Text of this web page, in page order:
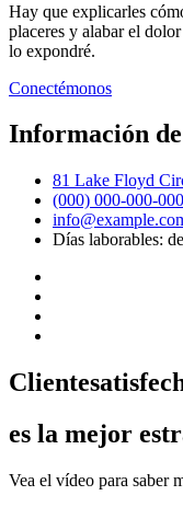
Hay que explicarles
placeres y alabar el
lo expondré.
Conectémonos
Información
81 Lake Floyd
(000) 000-000-
Días laborables:
Cliente
es la mejor
Vea el vídeo para saber